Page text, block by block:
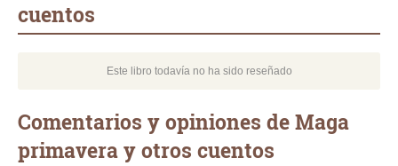
cuentos
Este libro todavía no ha sido reseñado
Comentarios y opiniones de Maga
primavera y otros cuentos